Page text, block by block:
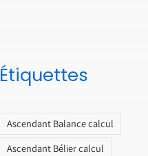
Étiquettes
Ascendant Balance calcul
Ascendant Bélier calcul